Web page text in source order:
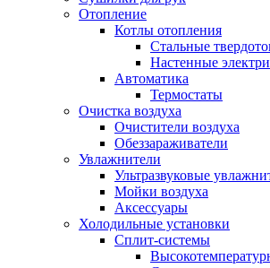
Отопление
Котлы отопления
Стальные
Настенные
Автоматика
Термостаты
Очистка воздуха
Очистители воздуха
Обеззараживатели
Увлажнители
Ультразвуковые
Мойки воздуха
Аксессуары
Холодильные установки
Сплит-системы